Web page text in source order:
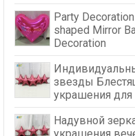
Party
shaped Mirror
Decoration
звезды
украшения
Надувной